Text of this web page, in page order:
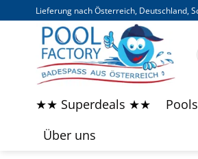
Inhalt
springen
Lieferung nach Österreich, Deutschland,
★★ Superdeals ★★ Pools
Über uns